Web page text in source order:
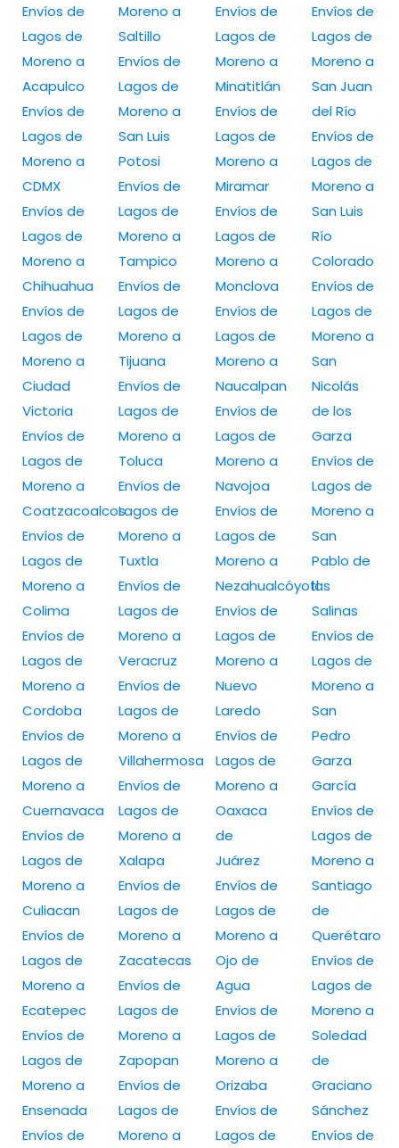
Envíos de
Lagos de
Moreno a
Acapulco
Envíos de
Lagos de
Moreno a
CDMX
Envíos de
Lagos de
Moreno a
Chihuahua
Envíos de
Lagos de
Moreno a
Ciudad
Victoria
Envíos de
Lagos de
Moreno a
Coatzacoalcos
Envíos de
Lagos de
Moreno a
Colima
Envíos de
Lagos de
Moreno a
Cordoba
Envíos de
Lagos de
Moreno a
Cuernavaca
Envíos de
Lagos de
Moreno a
Culiacan
Envíos de
Lagos de
Moreno a
Ecatepec
Envíos de
Lagos de
Moreno a
Ensenada
Envíos de
Moreno a
Saltillo
Envíos de
Lagos de
Moreno a
San Luis
Potosi
Envíos de
Lagos de
Moreno a
Tampico
Envíos de
Lagos de
Moreno a
Tijuana
Envíos de
Lagos de
Moreno a
Toluca
Envíos de
Lagos de
Moreno a
Tuxtla
Envíos de
Lagos de
Moreno a
Veracruz
Envíos de
Lagos de
Moreno a
Villahermosa
Envíos de
Lagos de
Moreno a
Xalapa
Envíos de
Lagos de
Moreno a
Zacatecas
Envíos de
Lagos de
Moreno a
Zapopan
Envíos de
Lagos de
Moreno a
Envíos de
Lagos de
Moreno a
Minatitlán
Envíos de
Lagos de
Moreno a
Miramar
Envíos de
Lagos de
Moreno a
Monclova
Envíos de
Lagos de
Moreno a
Naucalpan
Envíos de
Lagos de
Moreno a
Navojoa
Envíos de
Lagos de
Moreno a
Nezahualcóyotl
Envíos de
Lagos de
Moreno a
Nuevo
Laredo
Envíos de
Lagos de
Moreno a
Oaxaca
de
Juárez
Envíos de
Lagos de
Moreno a
Ojo de
Agua
Envíos de
Lagos de
Moreno a
Orizaba
Envíos de
Lagos de
Envíos de
Lagos de
Moreno a
San Juan
del Río
Envíos de
Lagos de
Moreno a
San Luis
Río
Colorado
Envíos de
Lagos de
Moreno a
San
Nicolás
de los
Garza
Envíos de
Lagos de
Moreno a
San
Pablo de
las
Salinas
Envíos de
Lagos de
Moreno a
San
Pedro
Garza
García
Envíos de
Lagos de
Moreno a
Santiago
de
Querétaro
Envíos de
Lagos de
Moreno a
Soledad
de
Graciano
Sánchez
Envíos de